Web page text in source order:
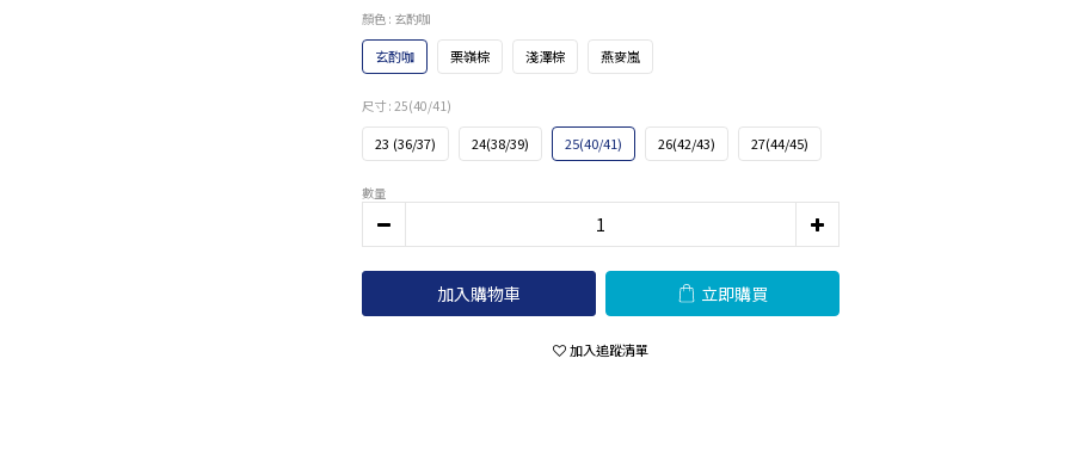
顏色 : 玄酌咖
玄酌咖 栗嶺棕 淺澤棕 燕麥嵐
尺寸 : 25(40/41)
23 (36/37) 24(38/39) 25(40/41) 26(42/43) 27(44/45)
數量
加入購物車 立即購買
加入追蹤清單